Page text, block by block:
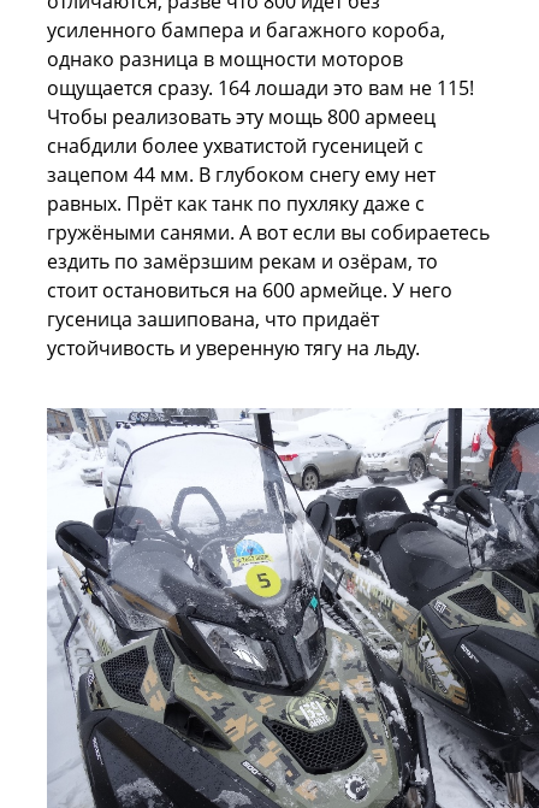
усиленного бампера и багажного короба,
однако разница в мощности моторов
ощущается сразу. 164 лошади это вам не 115!
Чтобы реализовать эту мощь 800 армеец
снабдили более ухватистой гусеницей с
зацепом 44 мм. В глубоком снегу ему нет
равных. Прёт как танк по пухляку даже с
гружёными санями. А вот если вы собираетесь
ездить по замёрзшим рекам и озёрам, то
стоит остановиться на 600 армейце. У него
гусеница зашипована, что придаёт
устойчивость и уверенную тягу на льду.